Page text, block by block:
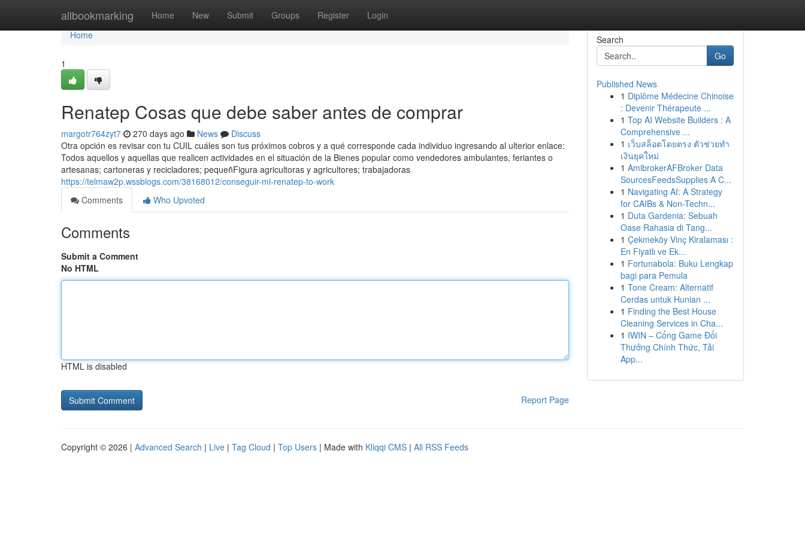
allbookmarking Home New Submit Groups Register Login
Home
Home
1
Renatep Cosas que debe saber antes de comprar
margotr764zyt7 270 days ago News
Discuss
Otra opción es revisar con tu CUIL cuáles son tus próximos cobros y a qué corresponde cada individuo ingresando al ulterior enlace:
Todos aquellos y aquellas que realicen actividades en el situación de la Bienes popular como vendedores ambulantes, feriantes o
artesanas; cartoneras y recicladores; pequeñFigura agricultoras y agricultores; trabajadoras
https://telmaw2p.wssblogs.com/38168012/conseguir-mi-renatep-to-work
Comments
Who Upvoted
Comments
Submit a Comment
No HTML
HTML is disabled
Report Page
Search
Go
Published News
1 Diplôme Médecine Chinoise
: Devenir Thérapeute ...
1 Top AI Website Builders : A
Comprehensive ...
1 เว็บสล็อตโดยตรง ตัวช่วยทำ
เงินยุคใหม่
1 AmibrokerAFBroker Data
SourcesFeedsSupplies A C...
1 Navigating AI: A Strategy
for CAIBs & Non-Techn...
1 Duta Gardenia: Sebuah
Oase Rahasia di Tang...
1 Çekmeköy Vinç Kiralaması :
En Fiyatlı ve Ek...
1 Fortunabola: Buku Lengkap
bagi para Pemula
1 Tone Cream: Alternatif
Cerdas untuk Hunian ...
1 Finding the Best House
Cleaning Services in Cha...
1 IWIN – Cổng Game Đổi
Thưởng Chính Thức, Tải
App...
Copyright © 2026 | Advanced Search | Live | Tag Cloud | Top Users | Made with Kliqqi CMS | All RSS Feeds